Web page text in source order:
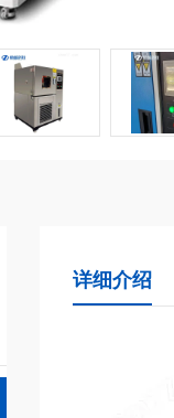
详细介绍